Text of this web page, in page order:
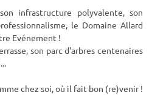
infrastructure polyvalente, son
le Domaine Allard
Evénement !
son parc d'arbres centenaires
chez soi, où il fait bon (re)venir !